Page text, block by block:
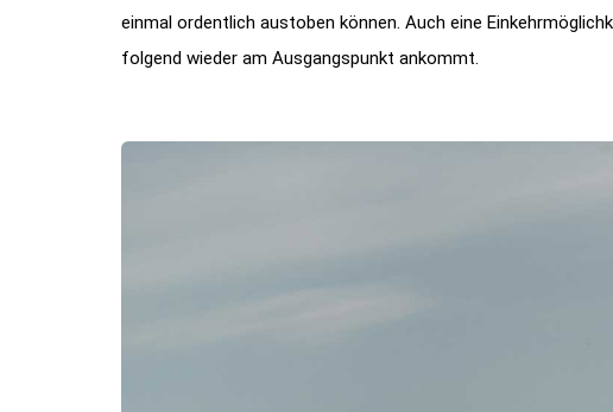
einmal ordentlich austoben können. Auch eine
folgend wieder am Ausgangspunkt ankommt.